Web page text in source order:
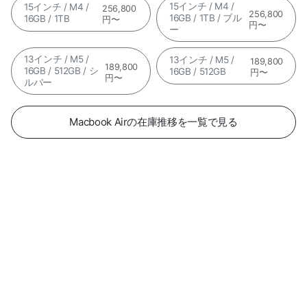
15インチ / M4 /
16GB / 1TB
256,800
円〜
15インチ / M4 /
16GB / 1TB / ブル
ー
256,800
円〜
13インチ / M5 /
16GB / 512GB / シ
ルバー
189,800
円〜
13インチ / M5 /
16GB / 512GB
189,800
円〜
Macbook Airの在庫推移を一覧で見る